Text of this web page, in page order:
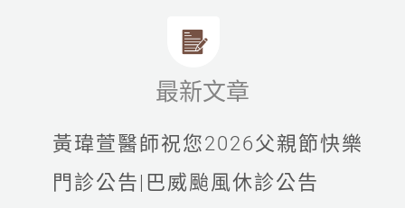
最新文章
黃瑋萱醫師祝您2026父親節快樂
門診公告|巴威颱風休診公告